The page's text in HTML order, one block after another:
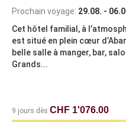
Prochain voyage: 29.08. -
Cet hôtel familial, à
est situé en plein cœur
belle salle à manger, bar,
Grands...
9 jours dès CHF 1'076.00